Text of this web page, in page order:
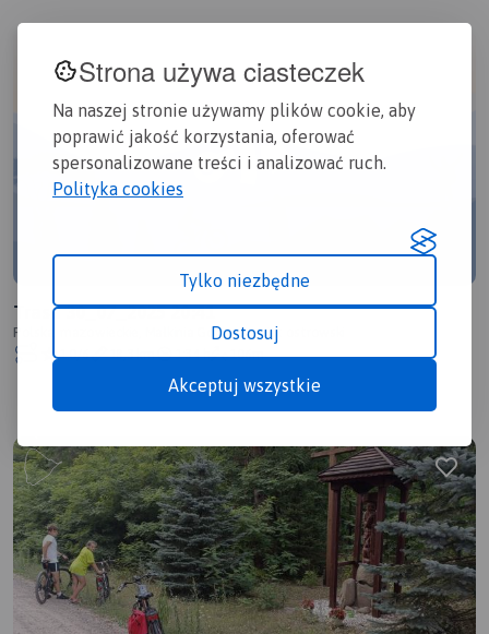
Strona używa ciasteczek
Na naszej stronie używamy plików cookie, aby
poprawić jakość korzystania, oferować
spersonalizowane treści i analizować ruch.
Polityka cookies
Tylko niezbędne
Dostosuj
Akceptuj wszystkie
Trasa 30_07_2025 20:41
Polska, mazowieckie, Małkinia Górna, powiat ostrowski
1.0/6
18,3 km 1:34 h 106m